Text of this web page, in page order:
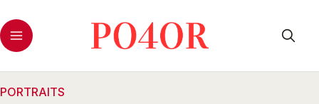
PORTRAITS